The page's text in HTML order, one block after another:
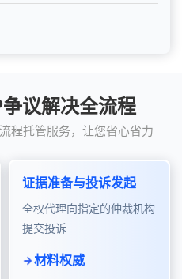
议解决全流程
程托管服务，让您省心省力
证据准备与投诉发起
全权代理向指定的仲裁机构
提交投诉
材料权威